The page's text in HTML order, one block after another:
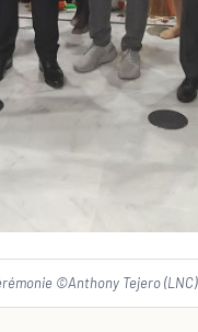
©Anthony Tejero (LNC)